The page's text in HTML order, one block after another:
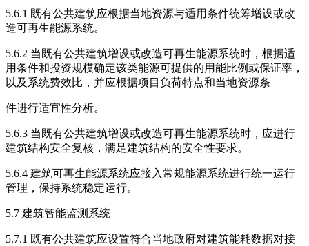
5.6.1 既有公共建筑应根据当地资源与适用条件统筹增设或改
造可再生能源系统。
5.6.2 当既有公共建筑增设或改造可再生能源系统时，根据适
用条件和投资规模确定该类能源可提供的用能比例或保证率，
以及系统费效比，并应根据项目负荷特点和当地资源条
件进行适宜性分析。
5.6.3 当既有公共建筑增设或改造可再生能源系统时，应进行
建筑结构安全复核，满足建筑结构的安全性要求。
5.6.4 建筑可再生能源系统应接入常规能源系统进行统一运行
管理，保持系统稳定运行。
5.7 建筑智能监测系统
5.7.1 既有公共建筑应设置符合当地政府对建筑能耗数据对接